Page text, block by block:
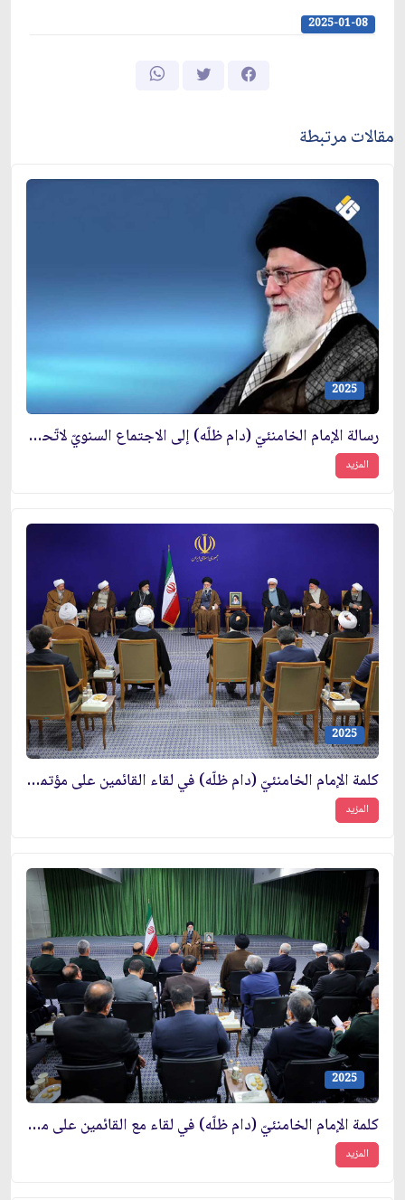
2025-01-08
مقالات مرتبطة
2025
رسالة الإمام الخامنئيّ (دام ظلّه) إلى الاجتماع السنويّ لاتّحاد المنتديات الطلّابيّة الإسلاميّة في أوروبّا
المزيد
2025
كلمة الإمام الخامنئيّ (دام ظلّه) في لقاء القائمين على مؤتمر إحياء ذكرى آية الله السيّد محمّد هادي الميلاني
المزيد
2025
كلمة الإمام الخامنئيّ (دام ظلّه) في لقاء مع القائمين على مؤتمر تكريم شهداء محافظة ألبرز
المزيد